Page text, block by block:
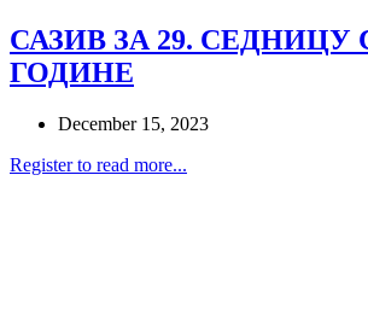
САЗИВ ЗА 29.
ГОДИНЕ
December 15, 2023
Register to read more...